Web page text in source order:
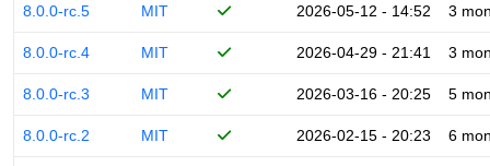
8.0.0-rc.5 MIT 2026-05-12 - 14:52 3
8.0.0-rc.4 MIT 2026-04-29 - 21:41 3
8.0.0-rc.3 MIT 2026-03-16 - 20:25 5
8.0.0-rc.2 MIT 2026-02-15 - 20:23 6